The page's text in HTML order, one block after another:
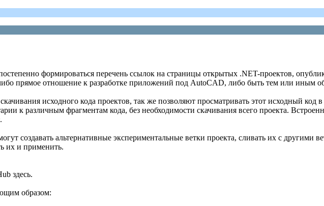
формироваться перечень ссылок на страницы открытых .NET-проектов,
прямое отношение к разработке приложений под AutoCAD, либо быть тем или иным
исходного кода проектов, так же позволяют просматривать этот исходный код
к различным фрагментам кода, без необходимости скачивания всего проекта.
создавать альтернативные экспериментальные ветки проекта, сливать их с другими
их и применить.
здесь.
образом: